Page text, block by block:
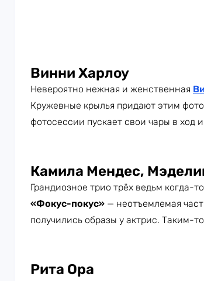
Винни Харлоу
Невероятно нежная и женственная
Кружевные крылья придают этим
фотосессии пускает свои чары в ход
Камила Мендес,
Грандиозное трио трёх ведьм когда-
«Фокус-покус» — неотъемлемая
получились образы у актрис. Таким-
Рита Ора